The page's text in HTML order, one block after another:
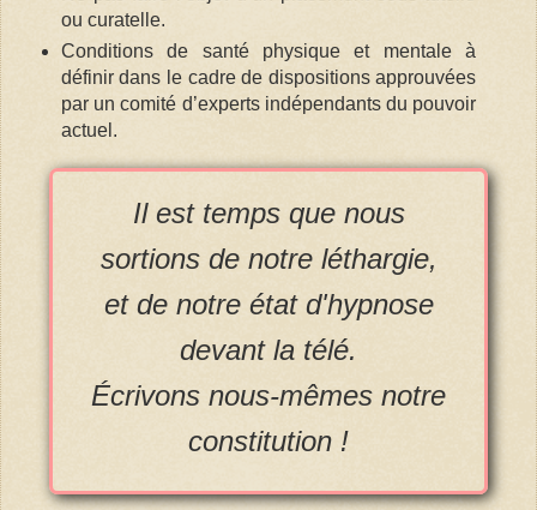
ou curatelle.
Conditions de santé physique et mentale à
définir dans le cadre de dispositions approuvées
par un comité d’experts indépendants du pouvoir
actuel.
Il est temps que nous
sortions de notre léthargie,
et de notre état d'hypnose
devant la télé.
Écrivons nous-mêmes notre
constitution !